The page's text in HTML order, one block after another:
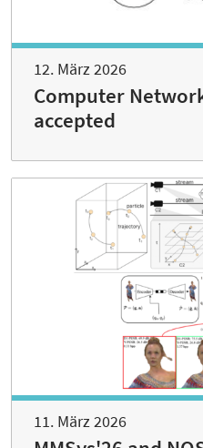
12. März 2026
Computer
accepted
11. März 2026